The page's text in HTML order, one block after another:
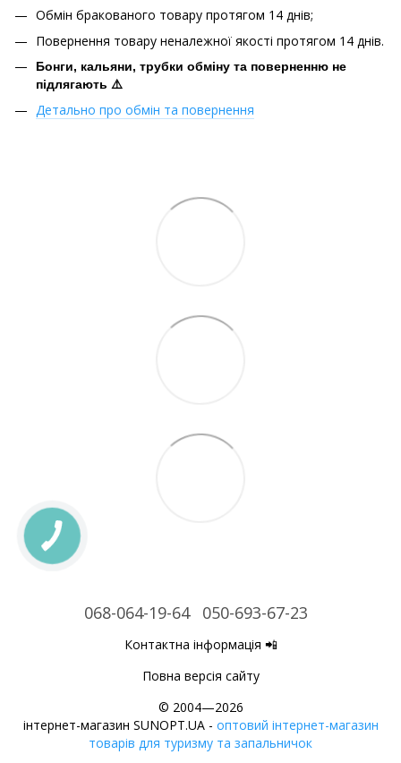
Обмін бракованого товару протягом 14 днів;
Повернення товару неналежної якості протягом 14 днів.
Бонги, кальяни, трубки обміну та поверненню не
підлягають ⚠️
Детально про обмін та повернення
068-064-19-64 050-693-67-23
Контактна інформація 📲
Повна версія сайту
© 2004—2026
інтернет-магазин SUNOPT.UA - оптовий інтернет-магазин
товарів для туризму та запальничок